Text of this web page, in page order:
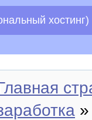
хостинг)